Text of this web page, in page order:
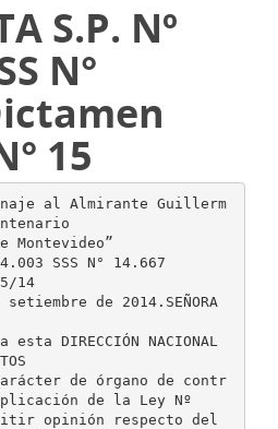
S.P. Nº
N°
15
al Almirante Guillerm
Montevideo”
SSS N° 14.667
14
setiembre de 2014.SEÑORA
DIRECCIÓN NACIONAL
carácter de órgano de contr
de la Ley Nº
opinión respecto del